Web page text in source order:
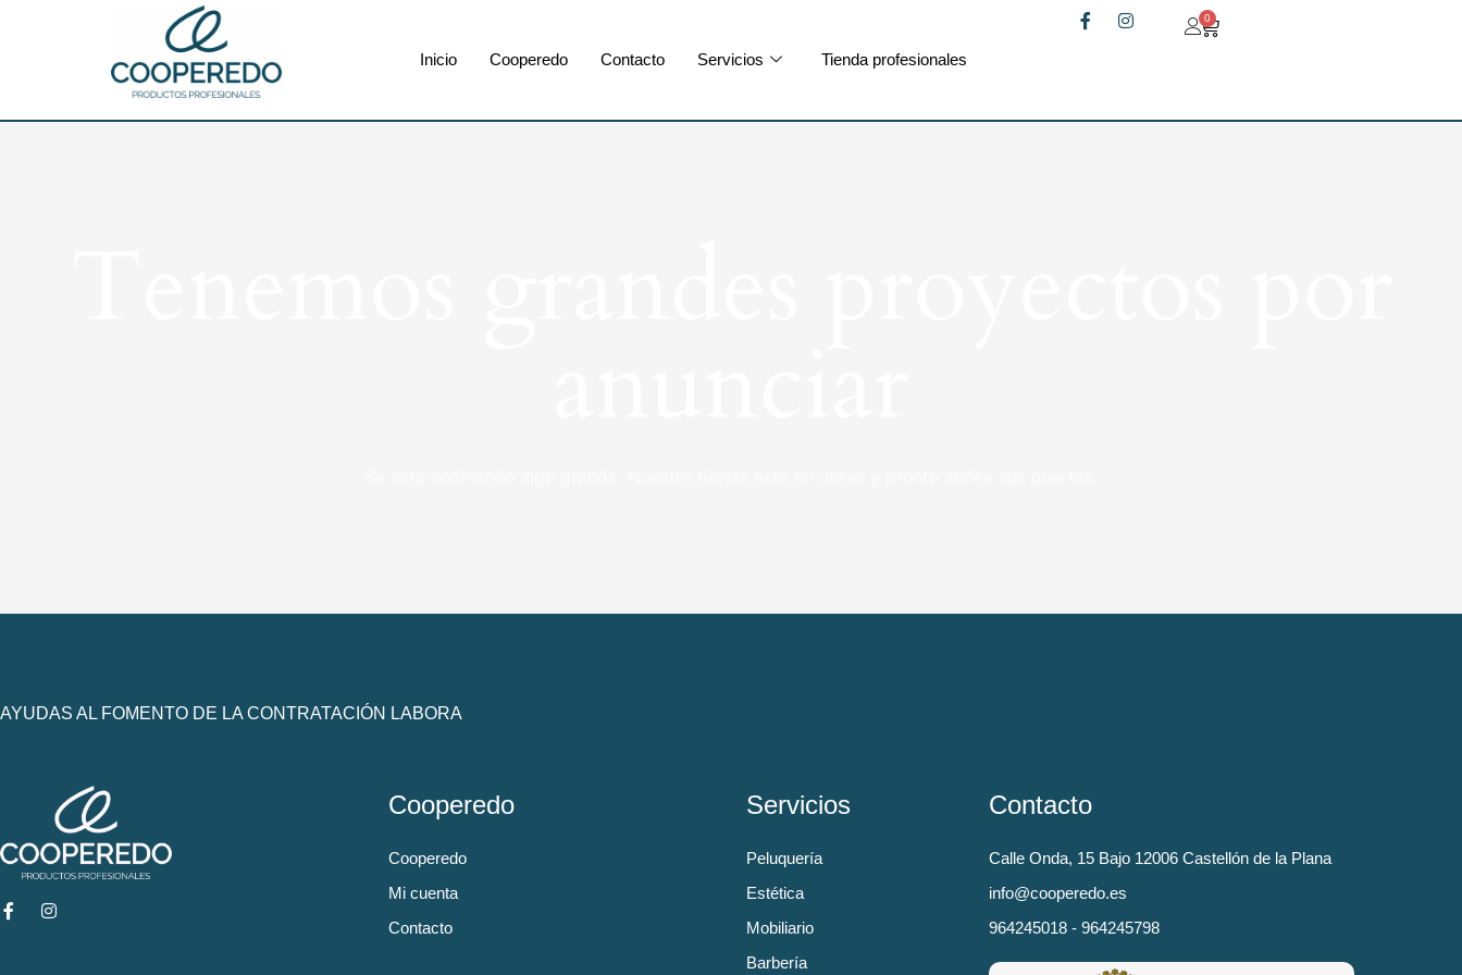
Inicio Cooperedo Contacto Servicios Tienda profesionales
0
AYUDAS AL FOMENTO DE LA CONTRATACIÓN LABORA
Cooperedo
Cooperedo
Mi cuenta
Contacto
Servicios
Peluquería
Estética
Mobiliario
Barbería
Contacto
Calle Onda, 15 Bajo 12006 Castellón de la Plana
info@cooperedo.es
964245018 - 964245798